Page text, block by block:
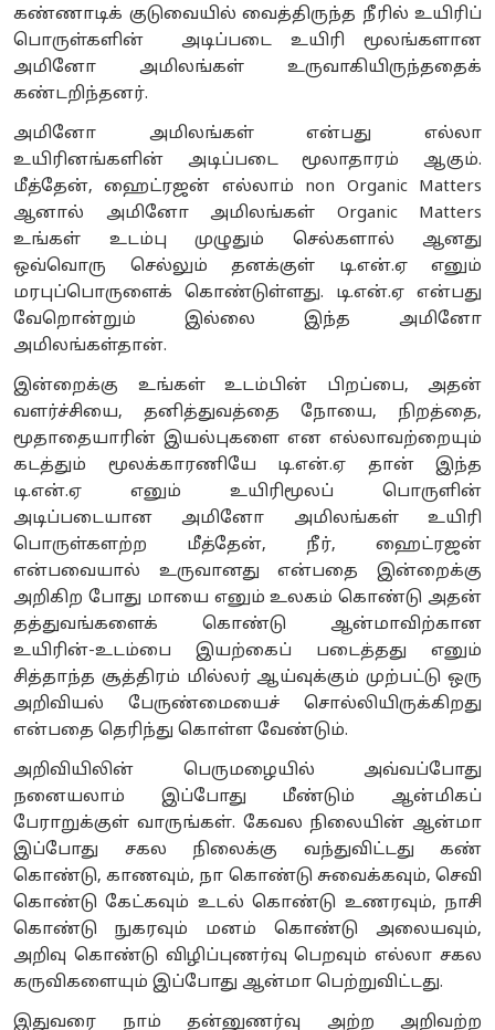
கண்ணாடிக் குடுவையில் வைத்திருந்த நீரில் உயிரிப்
பொருள்களின் அடிப்படை உயிரி மூலங்களான
அமினோ அமிலங்கள் உருவாகியிருந்ததைக்
கண்டறிந்தனர்.
அமினோ அமிலங்கள் என்பது எல்லா
உயிரினங்களின் அடிப்படை மூலாதாரம் ஆகும்.
மீத்தேன், ஹைட்ரஜன் எல்லாம் non Organic Matters
ஆனால் அமினோ அமிலங்கள் Organic Matters
உங்கள் உடம்பு முழுதும் செல்களால் ஆனது
ஒவ்வொரு செல்லும் தனக்குள் டி.என்.ஏ எனும்
மரபுப்பொருளைக் கொண்டுள்ளது. டி.என்.ஏ என்பது
வேறொன்றும் இல்லை இந்த அமினோ
அமிலங்கள்தான்.
இன்றைக்கு உங்கள் உடம்பின் பிறப்பை, அதன்
வளர்ச்சியை, தனித்துவத்தை நோயை, நிறத்தை,
மூதாதையாரின் இயல்புகளை என எல்லாவற்றையும்
கடத்தும் மூலக்காரணியே டி.என்.ஏ தான் இந்த
டி.என்.ஏ எனும் உயிரிமூலப் பொருளின்
அடிப்படையான அமினோ அமிலங்கள் உயிரி
பொருள்களற்ற மீத்தேன், நீர், ஹைட்ரஜன்
என்பவையால் உருவானது என்பதை இன்றைக்கு
அறிகிற போது மாயை எனும் உலகம் கொண்டு அதன்
தத்துவங்களைக் கொண்டு ஆன்மாவிற்கான
உயிரின்-உடம்பை இயற்கைப் படைத்தது எனும்
சித்தாந்த சூத்திரம் மில்லர் ஆய்வுக்கும் முற்பட்டு ஒரு
அறிவியல் பேருண்மையைச் சொல்லியிருக்கிறது
என்பதை தெரிந்து கொள்ள வேண்டும்.
அறிவியிலின் பெருமழையில் அவ்வப்போது
நனையலாம் இப்போது மீண்டும் ஆன்மிகப்
பேராறுக்குள் வாருங்கள். கேவல நிலையின் ஆன்மா
இப்போது சகல நிலைக்கு வந்துவிட்டது கண்
கொண்டு, காணவும், நா கொண்டு சுவைக்கவும், செவி
கொண்டு கேட்கவும் உடல் கொண்டு உணரவும், நாசி
கொண்டு நுகரவும் மனம் கொண்டு அலையவும்,
அறிவு கொண்டு விழிப்புணர்வு பெறவும் எல்லா சகல
கருவிகளையும் இப்போது ஆன்மா பெற்றுவிட்டது.
இதுவரை நாம் தன்னுணர்வு அற்ற அறிவற்ற